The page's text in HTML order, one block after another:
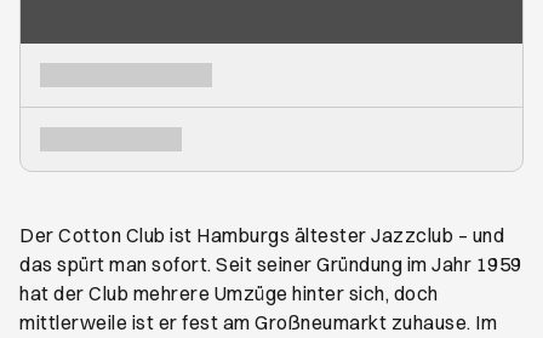
Der Cotton Club ist Hamburgs ältester Jazzclub – und
das spürt man sofort. Seit seiner Gründung im Jahr 1959
hat der Club mehrere Umzüge hinter sich, doch
mittlerweile ist er fest am Großneumarkt zuhause. Im